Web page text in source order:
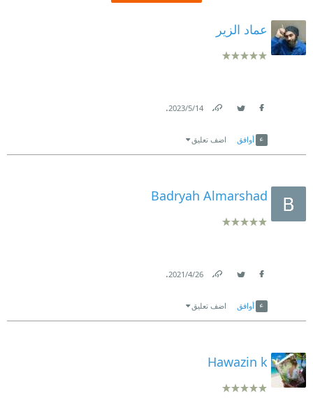
عماد الزير
14‏/5‏/2023
.
أوافق اضف تعليق
Badryah Almarshad
26‏/4‏/2021
.
أوافق اضف تعليق
Hawazin k